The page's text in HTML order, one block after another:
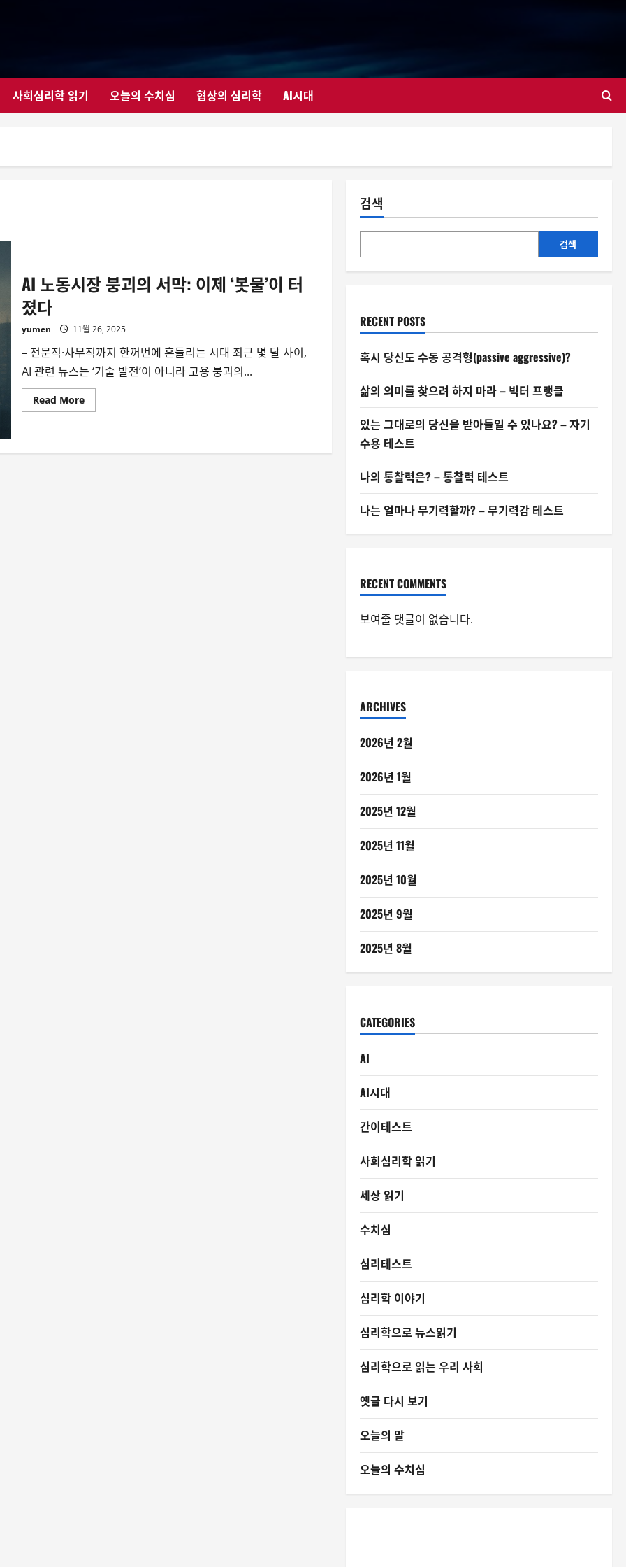
사회심리학 읽기 오늘의 수치심 협상의 심리학 AI시대
AI 노동시장 붕괴의 서막: 이제 ‘봇물’이 터
졌다
yumen 11월 26, 2025
– 전문직·사무직까지 한꺼번에 흔들리는 시대 최근 몇 달 사이,
AI 관련 뉴스는 ‘기술 발전’이 아니라 고용 붕괴의...
Read MoreRead
more
시
검색
검색
RECENT POSTS
혹시 당신도 수동 공격형(passive aggressive)?
삶의 의미를 찾으려 하지 마라 – 빅터 프랭클
있는 그대로의 당신을 받아들일 수 있나요? – 자기
수용 테스트
나의 통찰력은? – 통찰력 테스트
나는 얼마나 무기력할까? – 무기력감 테스트
RECENT COMMENTS
보여줄 댓글이 없습니다.
ARCHIVES
2026년 2월
2026년 1월
2025년 12월
2025년 11월
2025년 10월
2025년 9월
2025년 8월
CATEGORIES
AI
AI시대
간이테스트
사회심리학 읽기
세상 읽기
수치심
심리테스트
심리학 이야기
심리학으로 뉴스읽기
심리학으로 읽는 우리 사회
옛글 다시 보기
오늘의 말
오늘의 수치심